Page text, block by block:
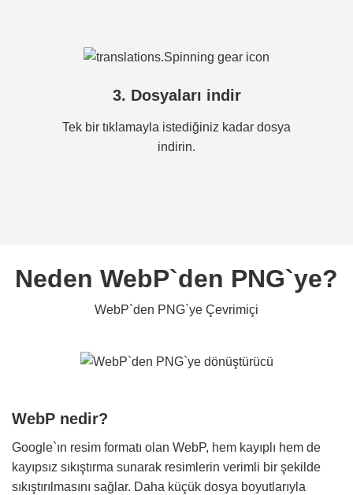
3. Dosyaları indir
Tek bir tıklamayla istediğiniz kadar dosya
indirin.
Neden WebP`den PNG`ye?
WebP`den PNG`ye Çevrimiçi
WebP nedir?
Google`ın resim formatı olan WebP, hem kayıplı hem de
kayıpsız sıkıştırma sunarak resimlerin verimli bir şekilde
sıkıştırılmasını sağlar. Daha küçük dosya boyutlarıyla